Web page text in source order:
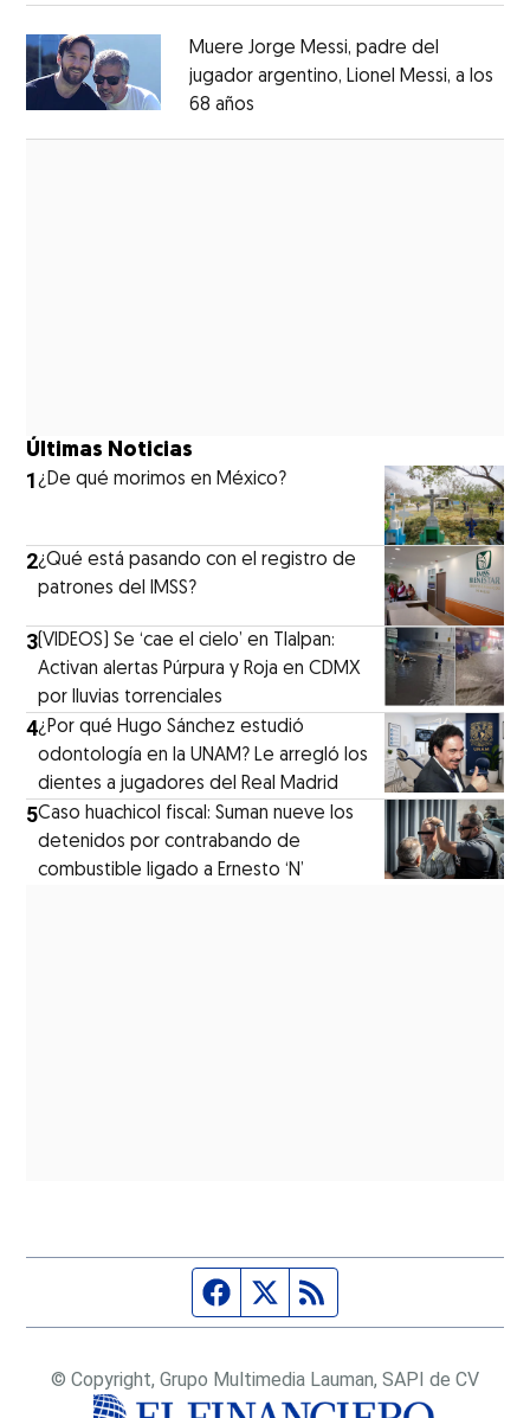
Muere Jorge Messi, padre del
jugador argentino, Lionel Messi, a los
68 años
Últimas Noticias
1¿De qué morimos en México?
2¿Qué está pasando con el registro de
patrones del IMSS?
3(VIDEOS) Se ‘cae el cielo’ en Tlalpan:
Activan alertas Púrpura y Roja en CDMX
por lluvias torrenciales
4¿Por qué Hugo Sánchez estudió
odontología en la UNAM? Le arregló los
dientes a jugadores del Real Madrid
5Caso huachicol fiscal: Suman nueve los
detenidos por contrabando de
combustible ligado a Ernesto ‘N’
Página de Facebook
Fuente Twitter
© Copyright, Grupo Multimedia Lauman, SAPI de CV